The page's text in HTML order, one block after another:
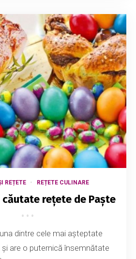
REȚETE REȚETE CULINARE
căutate rețete de Paște
dintre cele mai așteptate
are o puternică însemnătate